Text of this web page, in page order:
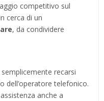
competitivo sul
cerca di un
, da condividere
recarsi
dell’operatore telefonico.
anche a